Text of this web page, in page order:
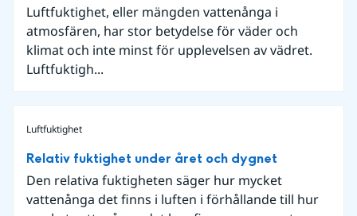
Luftfuktighet, eller mängden vattenånga i
atmosfären, har stor betydelse för väder och
klimat och inte minst för upplevelsen av vädret.
Luftfuktigh...
Luftfuktighet
Relativ fuktighet under året och dygnet
Den relativa fuktigheten säger hur mycket
vattenånga det finns i luften i förhållande till hur